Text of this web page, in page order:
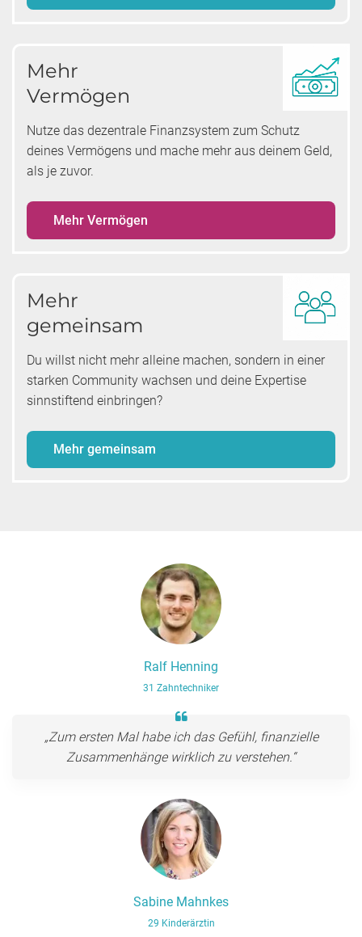
Mehr
Vermögen
Nutze das dezentrale Finanzsystem zum Schutz
deines Vermögens und mache mehr aus deinem Geld,
als je zuvor.
Mehr Vermögen
Mehr
gemeinsam
Du willst nicht mehr alleine machen, sondern in einer
starken Community wachsen und deine Expertise
sinnstiftend einbringen?
Mehr gemeinsam
Ralf Henning
31 Zahntechniker
„Zum ersten Mal habe ich das Gefühl, finanzielle
Zusammenhänge wirklich zu verstehen.“
Sabine Mahnkes
29 Kinderärztin